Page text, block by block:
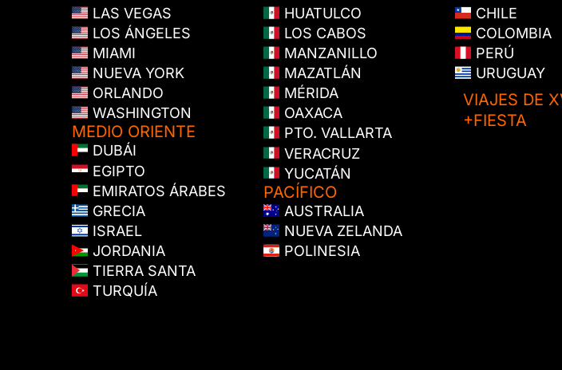
LAS VEGAS
LOS ÁNGELES
MIAMI
NUEVA YORK
ORLANDO
WASHINGTON
MEDIO ORIENTE
DUBÁI
EGIPTO
EMIRATOS ÁRABES
GRECIA
ISRAEL
JORDANIA
TIERRA SANTA
TURQUÍA
HUATULCO
LOS CABOS
MANZANILLO
MAZATLÁN
MÉRIDA
OAXACA
PTO. VALLARTA
VERACRUZ
YUCATÁN
PACÍFICO
AUSTRALIA
NUEVA ZELANDA
POLINESIA
CHILE
COLOMBIA
PERÚ
URUGUAY
VIAJES DE
+FIESTA